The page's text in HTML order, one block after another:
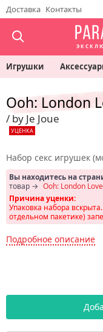
Доставка Контакты
Игрушки
Ooh: London
/ by Je Joue
УЦЕНКА
Набор секс игрушек
Вы находитесь на
товар → Ooh: London
Причина уценки:
Упаковка набора
отдельном пакетике)
Подробное описание